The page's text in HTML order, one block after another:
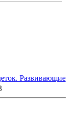
Развивающие